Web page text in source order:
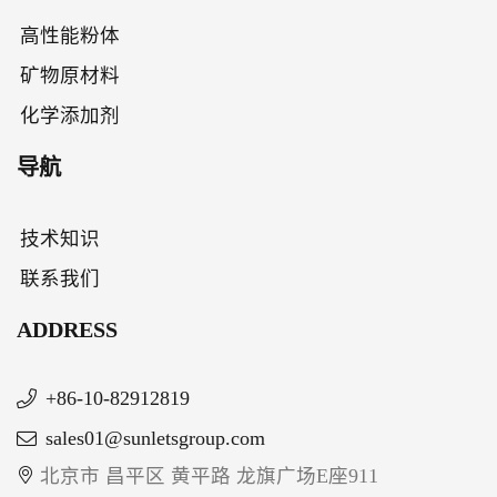
高性能粉体
矿物原材料
化学添加剂
导航
技术知识
联系我们
ADDRESS
+86-10-82912819
sales01@sunletsgroup.com
北京市 昌平区 黄平路 龙旗广场E座911